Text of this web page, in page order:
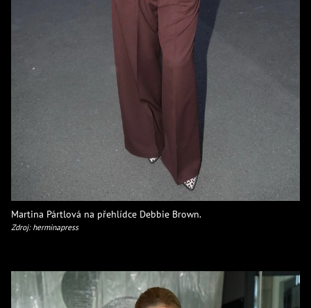
Martina Pártlová na přehlídce Debbie Brown.
Zdroj: herminapress